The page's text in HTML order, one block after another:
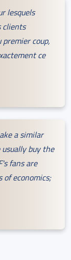
lesquels
clients
coup,
ce
a similar
buy the
fans are
economics;